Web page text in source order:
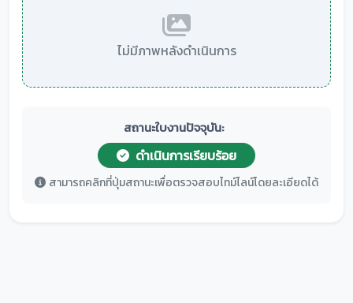
ไม่มีภาพหลังดำเนินการ
สถานะใบงานปัจจุบัน:
ดำเนินการเรียบร้อย
สามารถคลิกที่ปุ่มสถานะเพื่อตรวจสอบไทม์ไลน์โดยละเอียดได้